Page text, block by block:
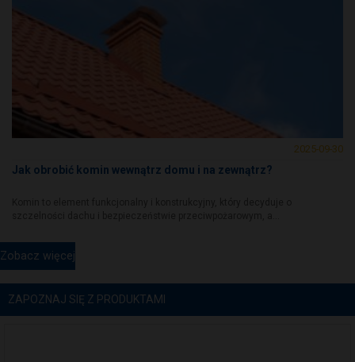
2025-09-30
Jak obrobić komin wewnątrz domu i na zewnątrz?
Zobacz więcej
ZAPOZNAJ SIĘ Z PRODUKTAMI